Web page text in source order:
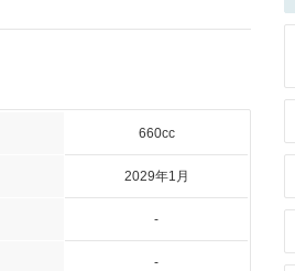
660cc
2029年1月
-
-